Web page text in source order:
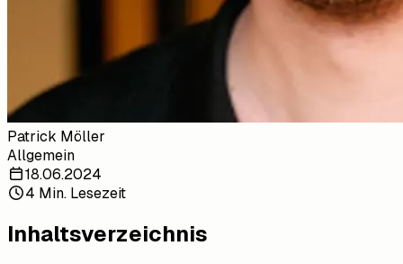
Patrick Möller
Allgemein
18.06.2024
4 Min. Lesezeit
Inhaltsverzeichnis